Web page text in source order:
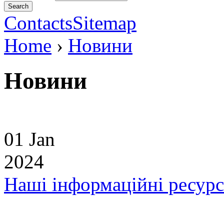
ContactsSitemap
Home › Новини
Новини
01 Jan
2024
Наші інформаційні